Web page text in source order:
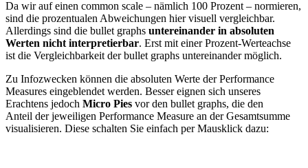
Da wir auf einen common scale – nämlich 100 Prozent – normieren,
sind die prozentualen Abweichungen hier visuell vergleichbar.
Allerdings sind die bullet graphs untereinander in absoluten
Werten nicht interpretierbar. Erst mit einer Prozent-Werteachse
ist die Vergleichbarkeit der bullet graphs untereinander möglich.
Zu Infozwecken können die absoluten Werte der Performance
Measures eingeblendet werden. Besser eignen sich unseres
Erachtens jedoch Micro Pies vor den bullet graphs, die den
Anteil der jeweiligen Performance Measure an der Gesamtsumme
visualisieren. Diese schalten Sie einfach per Mausklick dazu: